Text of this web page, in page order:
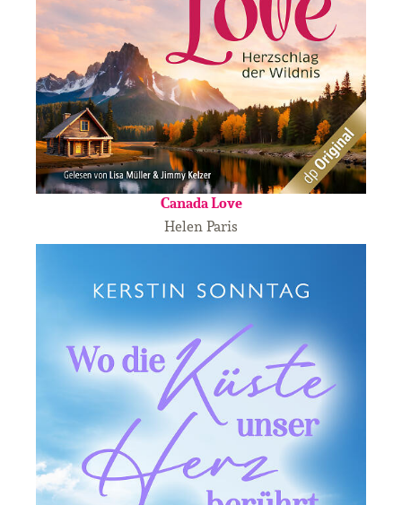
Canada Love
Helen Paris